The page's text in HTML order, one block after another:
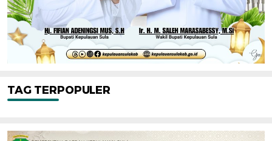
TAG TERPOPULER